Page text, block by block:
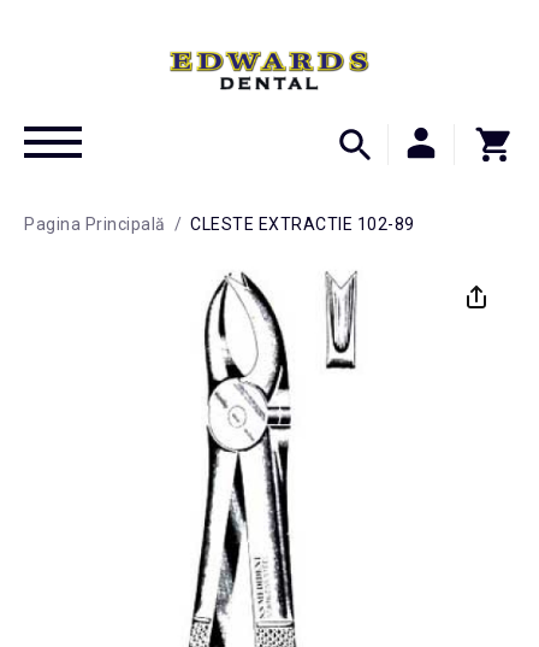
Pagina Principală / CLESTE EXTRACTIE 102-89